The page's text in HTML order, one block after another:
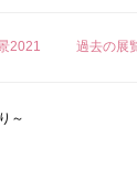
2021 過去の展
～